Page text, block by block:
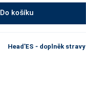
Do košíku
Head'ES - doplněk stravy